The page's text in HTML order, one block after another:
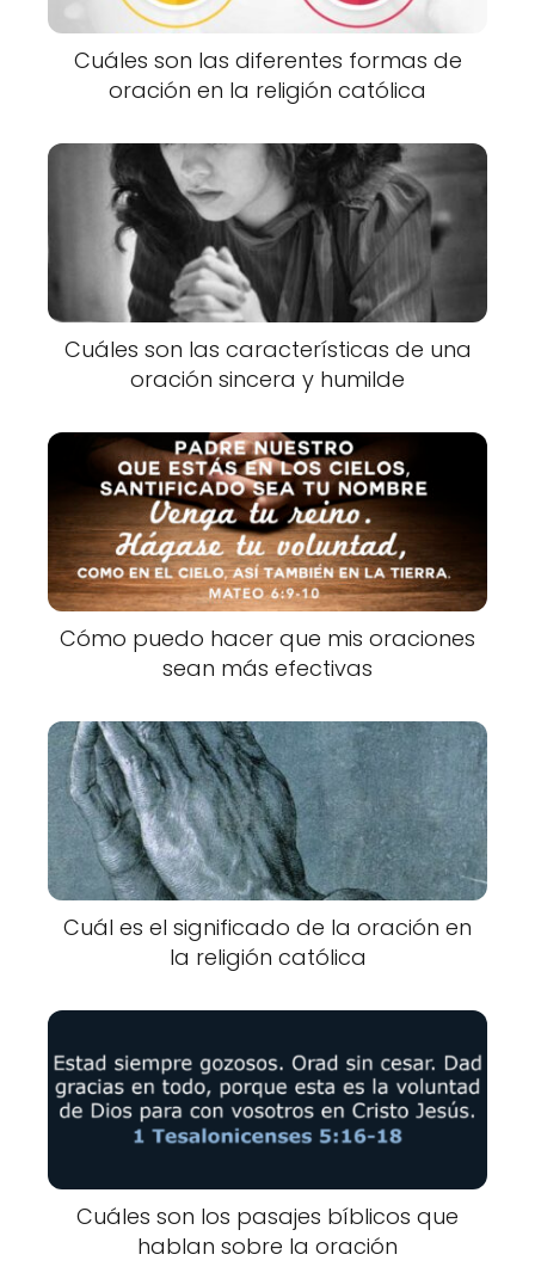
Cuáles son las diferentes formas de
oración en la religión católica
Cuáles son las características de una
oración sincera y humilde
Cómo puedo hacer que mis oraciones
sean más efectivas
Cuál es el significado de la oración en
la religión católica
Cuáles son los pasajes bíblicos que
hablan sobre la oración